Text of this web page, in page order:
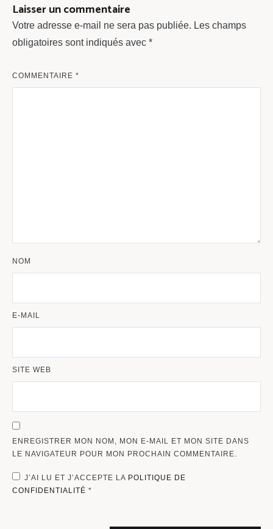
Laisser un commentaire
Votre adresse e-mail ne sera pas publiée. Les champs
obligatoires sont indiqués avec *
COMMENTAIRE *
NOM
E-MAIL
SITE WEB
ENREGISTRER MON NOM, MON E-MAIL ET MON SITE DANS
LE NAVIGATEUR POUR MON PROCHAIN COMMENTAIRE.
J’AI LU ET J’ACCEPTE LA POLITIQUE DE
CONFIDENTIALITÉ *